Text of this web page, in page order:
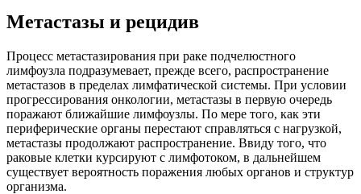
Метастазы и рецидив
Процесс метастазирования при раке подчелюстного
лимфоузла подразумевает, прежде всего, распространение
метастазов в пределах лимфатической системы. При условии
прогрессирования онкологии, метастазы в первую очередь
поражают ближайшие лимфоузлы. По мере того, как эти
периферические органы перестают справляться с нагрузкой,
метастазы продолжают распространение. Ввиду того, что
раковые клетки курсируют с лимфотоком, в дальнейшем
существует вероятность поражения любых органов и структур
организма.